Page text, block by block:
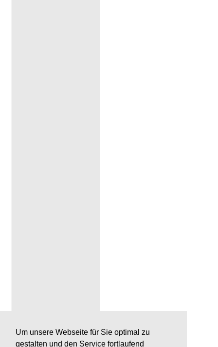
Um unsere Webseite für Sie optimal zu
gestalten und den Service fortlaufend